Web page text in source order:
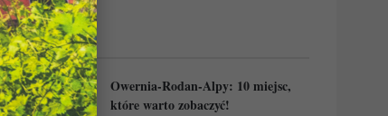
Francji:
Owernia-Rodan-Alpy: 10 miejsc,
które warto zobaczyć!